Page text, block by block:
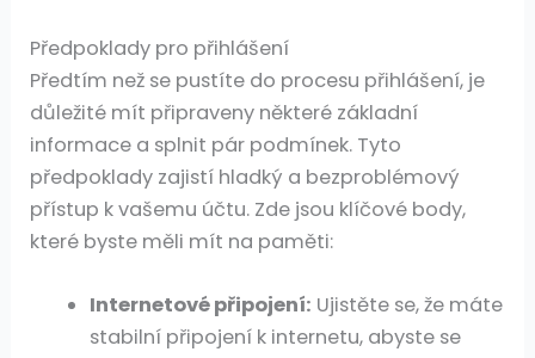
Předpoklady pro přihlášení
Předtím než se pustíte do procesu přihlášení, je
důležité mít připraveny některé základní
informace a splnit pár podmínek. Tyto
předpoklady zajistí hladký a bezproblémový
přístup k vašemu účtu. Zde jsou klíčové body,
které byste měli mít na paměti:
Internetové připojení: Ujistěte se, že máte
stabilní připojení k internetu, abyste se